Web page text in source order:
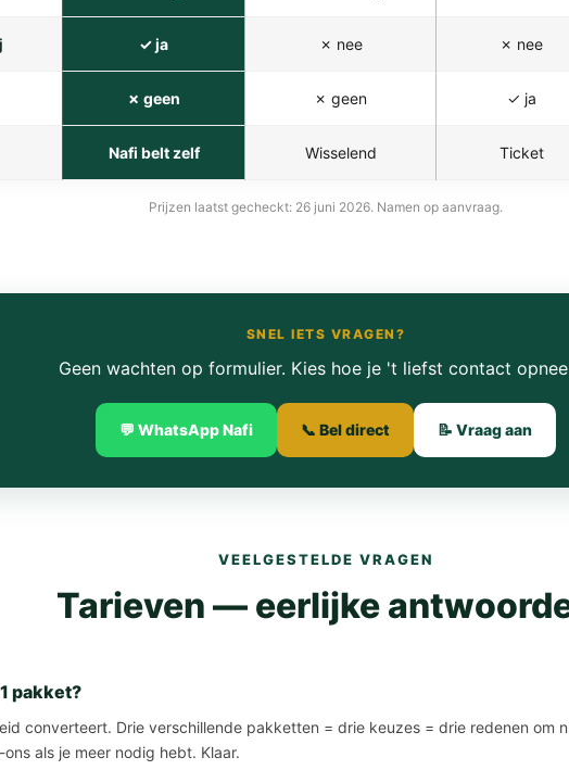
✓ ja ✗ nee ✗ nee
✗ geen ✗ geen ✓ ja
Nafi belt zelf Wisselend Ticket
Prijzen laatst gecheckt: 26 juni 2026. Namen op aanvraag.
SNEL IETS VRAGEN?
Geen wachten op formulier. Kies hoe je 't liefst contact
💬 WhatsApp Nafi 📞 Bel direct 📝 Vraag aan
VEELGESTELDE VRAGEN
Tarieven — eerlijke
pakket?
converteert. Drie verschillende pakketten = drie keuzes = drie redenen om
als je meer nodig hebt. Klaar.